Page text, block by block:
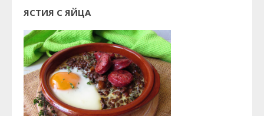
ЯСТИЯ С ЯЙЦА